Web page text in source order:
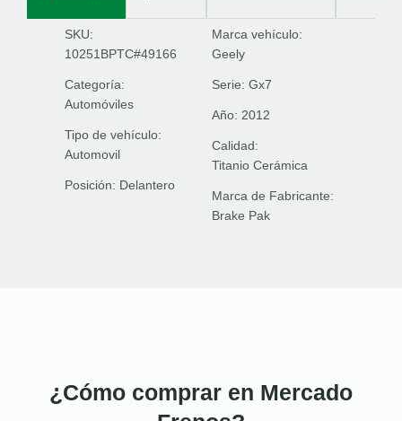
SKU:
10251BPTC#49166
Categoría:
Automóviles
Tipo de vehículo:
Automovil
Posición: Delantero
Marca vehículo:
Geely
Serie: Gx7
Año: 2012
Calidad:
Titanio Cerámica
Marca de Fabricante:
Brake Pak
¿Cómo comprar en Mercado